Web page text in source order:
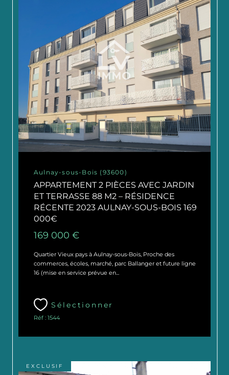
Aulnay-sous-Bois (93600)
APPARTEMENT 2 PIÈCES AVEC JARDIN
ET TERRASSE 88 M2 – RÉSIDENCE
RÉCENTE 2023 AULNAY-SOUS-BOIS 169
000€
169 000 €
Quartier Vieux pays à Aulnay-sous-Bois, Proche des
commerces, écoles, marché, parc Ballanger et future ligne
16 (mise en service prévue en...
Sélectionner
Réf : 1544
EXCLUSIF